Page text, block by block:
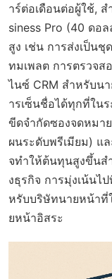
าร์ต่อเดือนต่อผู้ใช้,
siness Pro (40 ดอ
สูง เช่น การส่งเป็น
ทมเพลต การตรวจส
ไนซ์ CRM สำหรับน
ารเซ็นชื่อได้ทุกที่ใน
ขีดจำกัดซองจดหมา
ผนระดับพรีเมียม) แ
จทำให้ต้นทุนสูงขึ้น
งธุรกิจ การมุ่งเน้นไ
หรับบริษัทนายหน้าที่
ยหน้าอิสระ